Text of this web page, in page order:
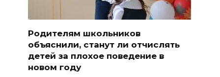
Родителям школьников
объяснили, станут ли отчислять
детей за плохое поведение в
новом году